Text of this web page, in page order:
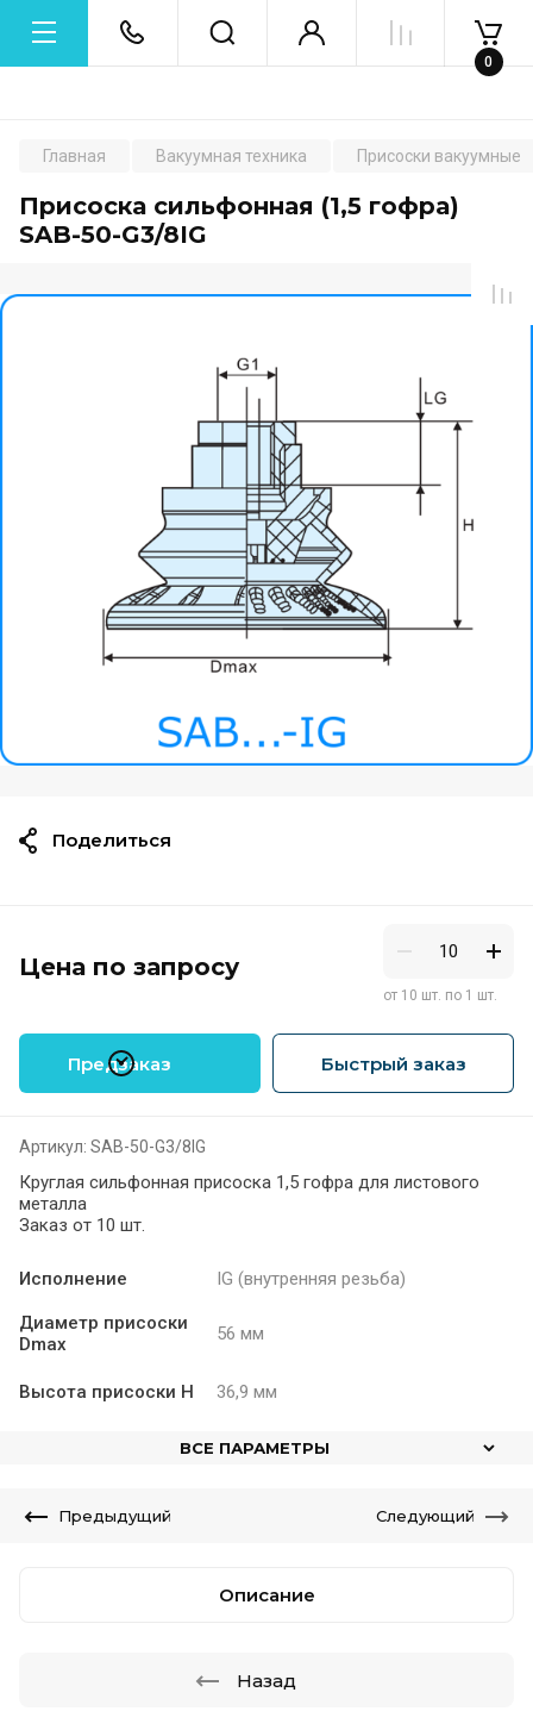
0
Главная Вакуумная техника Присоски вакуумные
Присоска сильфонная (1,5 гофра)
SAB-50-G3/8IG
Цена по запросу
от 10 шт. по 1 шт.
Предзаказ Быстрый заказ
Артикул: SAB-50-G3/8IG
Круглая сильфонная присоска 1,5 гофра для листового
металла
Заказ от 10 шт.
Исполнение IG (внутренняя резьба)
Диаметр присоски
Dmax
56 мм
Высота присоски H 36,9 мм
ВСЕ ПАРАМЕТРЫ
Поделиться
Предыдущий Следующий
Описание
Назад